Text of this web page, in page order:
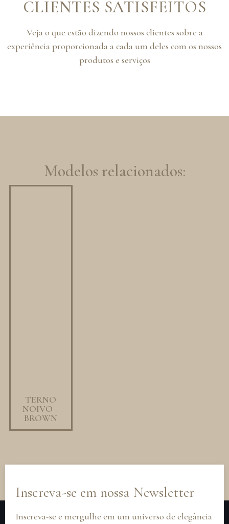
CLIENTES SATISFEITOS
Veja o que estão dizendo nossos clientes sobre a
experiência proporcionada a cada um deles com os nossos
produtos e serviços
Modelos relacionados:
TERNO
NOIVO –
BROWN
Inscreva-se em nossa Newsletter
Inscreva-se e mergulhe em um universo de elegância